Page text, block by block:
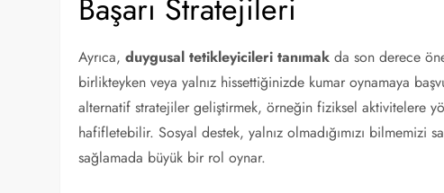
Başarı Stratejileri
Ayrıca,duygusal tetikleyicileri tanımak da son derece
birlikteyken veya yalnız hissettiğinizde kumar oynamaya
alternatif stratejiler geliştirmek, örneğin fiziksel aktivitelere
hafifletebilir. Sosyal destek, yalnız olmadığımızı bilmemizi
sağlamada büyük bir rol oynar.